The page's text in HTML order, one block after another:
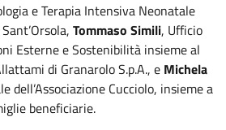
e Terapia Intensiva Neonatale
Tommaso Simili, Ufficio
Esterne e Sostenibilità insieme al
di Granarolo S.p.A., e Michela
dell’Associazione Cucciolo, insieme a
beneficiarie.